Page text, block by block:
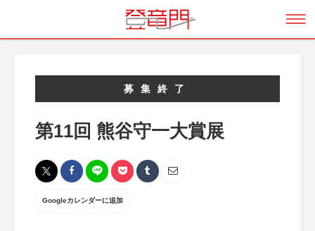
募集終了
第11回 熊谷守一大賞展
Googleカレンダーに追加